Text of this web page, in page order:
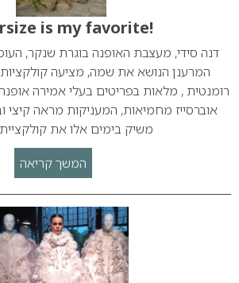
!Oversize is my favorite
דנה סידי, מעצבת האופנה בוגרת שנקר,
המרענן הנושא את שמה, מציעה קולקציות
רומנטית , מלאות בפריטים בעלי אמירה
אוברסייז מחמיאות, המעניקות מראה קיצי
משיק בימים אלו את
המשך קריאה